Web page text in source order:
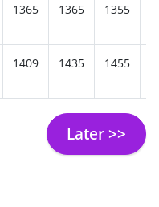
1365 1365 1355
1409 1435 1455
Later >>